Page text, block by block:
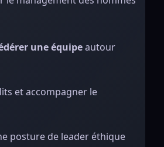
une équipeautour
et accompagner le
posture de leader éthique